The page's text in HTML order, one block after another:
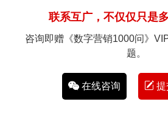
联系互广，不仅仅只是
咨询即赠《数字营销1000问》
题。
在线咨询 提